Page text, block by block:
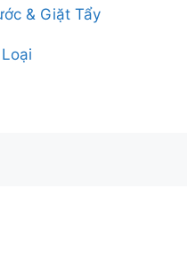
& Giặt Tẩy